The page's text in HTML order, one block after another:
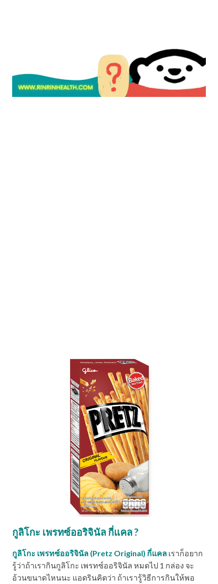
กูลิโกะ เพรทซ์ออริจินัล กี่แคล ?
กูลิโกะ เพรทซ์ออริจินัล (Pretz Original) กี่แคล เราก็อยาก
รู้ว่าถ้าเรากินกูลิโกะ เพรทซ์ออริจินัล หมดไป 1 กล่อง จะ
อ้วนขนาดไหนนะ แอดรินคิดว่า ถ้าเรารู้วิธีการกินให้พอ